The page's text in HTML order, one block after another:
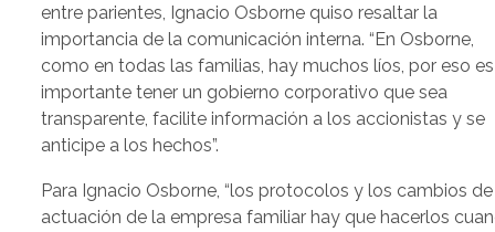
entre parientes, Ignacio Osborne quiso resaltar la
importancia de la comunicación interna. “En Osborne,
como en todas las familias, hay muchos líos, por eso es
importante tener un gobierno corporativo que sea
transparente, facilite información a los accionistas y se
anticipe a los hechos”.
Para Ignacio Osborne, “los protocolos y los cambios de
actuación de la empresa familiar hay que hacerlos